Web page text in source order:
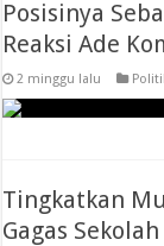
Posisinya
Reaksi Ade
2 minggu lalu
Tingkatkan
Gagas